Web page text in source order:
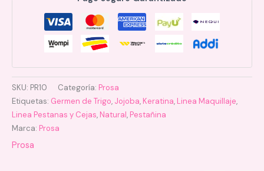
SKU: PR10 Categoría: Prosa
Etiquetas: Germen de Trigo, Jojoba, Keratina, Linea Maquillaje,
Linea Pestanas y Cejas, Natural, Pestañina
Marca: Prosa
Prosa